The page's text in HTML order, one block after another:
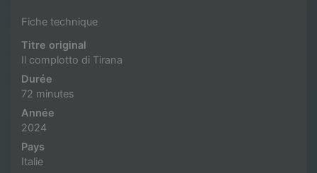
Fiche technique
Titre original
Il complotto di Tirana
Durée
72 minutes
Année
2024
Pays
Italie